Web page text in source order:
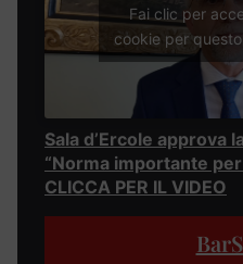
Fai clic per
cookie per
Sala d’Ercole approva
“Norma importante
CLICCA PER IL VIDEO